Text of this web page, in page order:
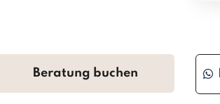
Beratung buchen